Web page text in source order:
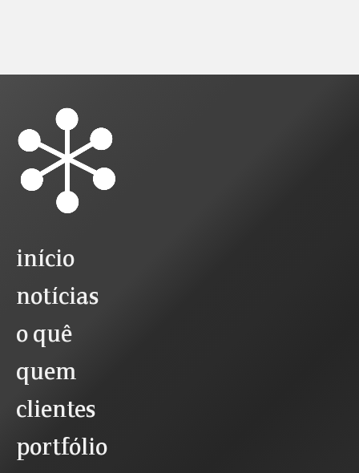
início
notícias
o quê
quem
clientes
portfólio